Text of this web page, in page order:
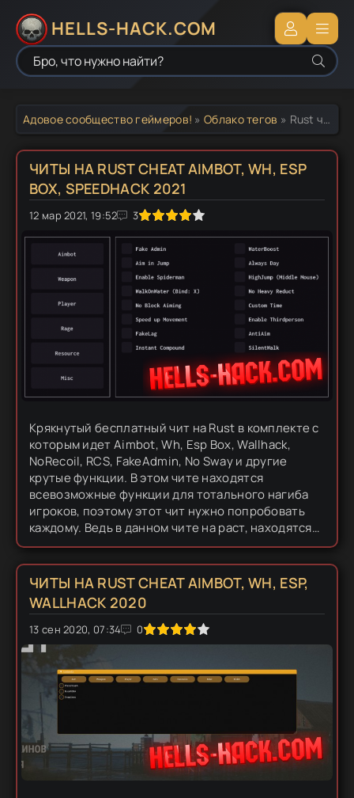
HELLS-HACK.COM
Адовое сообщество геймеров! »Облако тегов » Rust читы
ЧИТЫ НА RUST CHEAT AIMBOT, WH, ESP
BOX, SPEEDHACK 2021
12 мар 2021, 19:52 3
1 2 3 4 5
Крякнутый бесплатный чит на Rust в комплекте с
которым идет Aimbot, Wh, Esp Box, Wallhack,
NoRecoil, RCS, FakeAdmin, No Sway и другие
крутые функции. В этом чите находятся
всевозможные функции для тотального нагиба
игроков, поэтому этот чит нужно попробовать
каждому. Ведь в данном чите на раст, находятся
самый полный набор ВСЕХ ФУНКЦИЙ! Этот чит
совершенно бесплатен так как,...
ЧИТЫ НА RUST CHEAT AIMBOT, WH, ESP,
WALLHACK 2020
13 сен 2020, 07:34 0
1 2 3 4 5